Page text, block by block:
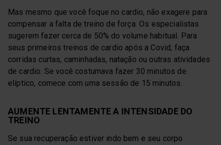
Mas mesmo que você foque no cardio, não exagere para
compensar a falta de treino de força. Os especialistas
sugerem fazer cerca de 50% do volume habitual. Para
seus primeiros treinos de cardio após a Covid, faça
corridas curtas, caminhadas, natação ou outras atividades
de cardio. Se você costumava fazer 30 minutos de
elíptico, comece com uma sessão de 15 minutos.
AUMENTE LENTAMENTE A INTENSIDADE DO
TREINO
Se sua recuperação estiver indo bem e seu corpo